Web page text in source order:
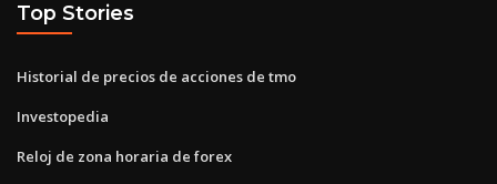
Top Stories
Historial de precios de acciones de tmo
Investopedia
Reloj de zona horaria de forex